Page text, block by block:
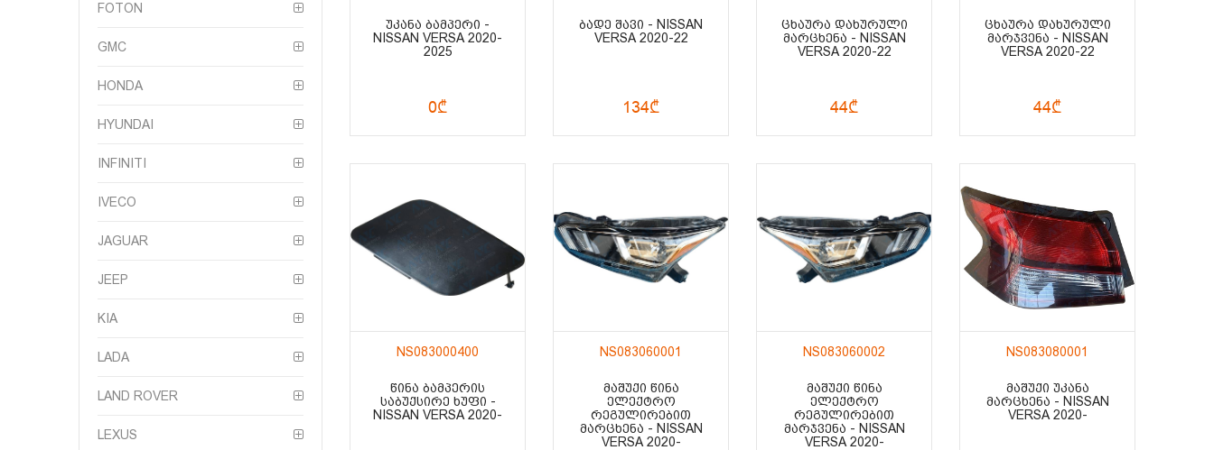
FOTON
GMC
HONDA
HYUNDAI
INFINITI
IVECO
JAGUAR
JEEP
KIA
LADA
LAND ROVER
LEXUS
ᲣᲙᲐᲜᲐ ᲑᲐᲛᲞᲔᲠᲘ -
NISSAN VERSA 2020-
2025
0₾
ᲑᲐᲓᲔ ᲨᲐᲕᲘ - NISSAN
VERSA 2020-22
134₾
ᲪᲮᲐᲣᲠᲐ ᲓᲐᲮᲣᲠᲣᲚᲘ
ᲛᲐᲠᲪᲮᲔᲜᲐ - NISSAN
VERSA 2020-22
44₾
ᲪᲮᲐᲣᲠᲐ ᲓᲐᲮᲣᲠᲣᲚᲘ
ᲛᲐᲠᲯᲕᲔᲜᲐ - NISSAN
VERSA 2020-22
44₾
NS083000400
ᲬᲘᲜᲐ ᲑᲐᲛᲞᲔᲠᲘᲡ
ᲡᲐᲑᲣᲥᲡᲘᲠᲔ ᲮᲣᲤᲘ -
NISSAN VERSA 2020-
NS083060001
ᲛᲐᲨᲣᲥᲘ ᲬᲘᲜᲐ
ᲔᲚᲔᲥᲢᲠᲝ
ᲠᲔᲒᲣᲚᲘᲠᲔᲑᲘᲗ
ᲛᲐᲠᲪᲮᲔᲜᲐ - NISSAN
VERSA 2020-
NS083060002
ᲛᲐᲨᲣᲥᲘ ᲬᲘᲜᲐ
ᲔᲚᲔᲥᲢᲠᲝ
ᲠᲔᲒᲣᲚᲘᲠᲔᲑᲘᲗ
ᲛᲐᲠᲯᲕᲔᲜᲐ - NISSAN
VERSA 2020-
NS083080001
ᲛᲐᲨᲣᲥᲘ ᲣᲙᲐᲜᲐ
ᲛᲐᲠᲪᲮᲔᲜᲐ - NISSAN
VERSA 2020-